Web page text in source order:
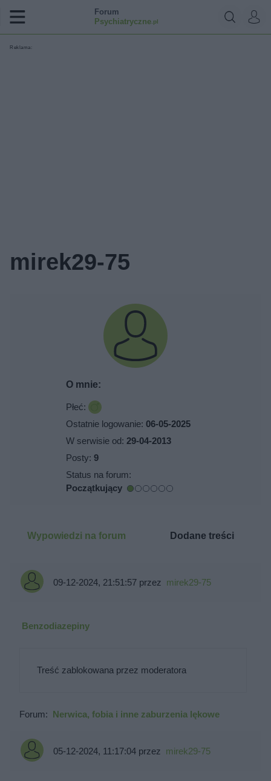
Forum
Psychiatryczne .pl
Reklama:
mirek29-75
O mnie:
Płeć:
Ostatnie logowanie: 06-05-2025
W serwisie od: 29-04-2013
Posty: 9
Status na forum:
Początkujący
Wypowiedzi na forum Dodane treści
09-12-2024, 21:51:57 przez mirek29-75
Benzodiazepiny
Treść zablokowana przez moderatora
Forum: Nerwica, fobia i inne zaburzenia lękowe
05-12-2024, 11:17:04 przez mirek29-75